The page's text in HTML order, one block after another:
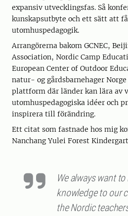
expansiv utvecklingsfas. Så
kunskapsutbyte och ett sätt att
utomhuspedagogik.
Arrangörerna bakom GCNEC,
Association, Nordic Camp
European Center of Outdoor
natur- og gårdsbarnehager
plattform där länder kan lära av
utomhuspedagogiska idéer och
inspirera till förändring.
Ett citat som fastnade hos mig
Nanchang Yulei Forest
We always want
knowledge to our
the Nordic